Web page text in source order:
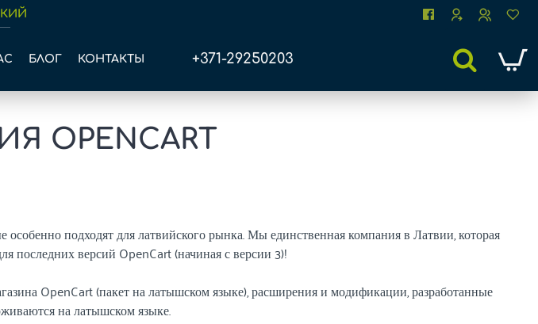
БЛОГ КОНТАКТЫ +371-29250203
OPENCART
подходят для латвийского рынка. Мы единственная компания в Латвии, которая
последних версий OpenCart (начиная с версии 3)!
OpenCart (пакет на латышском языке), расширения и модификации, разработанные
на латышском языке.